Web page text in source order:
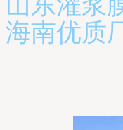
海南优质